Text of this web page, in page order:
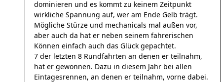
dominieren und es kommt zu keinem Zeitpunkt
wirkliche Spannung auf, wer am Ende Gelb trägt.
Mögliche Stürze und mechanicals mal außen vor,
aber auch da hat er neben seinem fahrerischen
Können einfach auch das Glück gepachtet.
7 der letzten 8 Rundfahrten an denen er teilnahm,
hat er gewonnen. Dazu in diesem Jahr bei allen
Eintagesrennen, an denen er teilnahm, vorne dabei.